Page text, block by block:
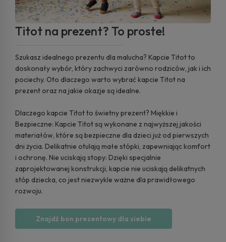
Titot na prezent? To proste!
Szukasz idealnego prezentu dla malucha? Kapcie Titot to
doskonały wybór, który zachwyci zarówno rodziców, jak i ich
pociechy. Oto dlaczego warto wybrać kapcie Titot na
prezent oraz na jakie okazje są idealne.
Dlaczego kapcie Titot to świetny prezent? Miękkie i
Bezpieczne: Kapcie Titot są wykonane z najwyższej jakości
materiałów, które są bezpieczne dla dzieci już od pierwszych
dni życia. Delikatnie otulają małe stópki, zapewniając komfort
i ochronę. Nie uciskają stopy: Dzięki specjalnie
zaprojektowanej konstrukcji, kapcie nie uciskają delikatnych
stóp dziecka, co jest niezwykle ważne dla prawidłowego
rozwoju.
Znajdź bon prezentowy dla siebie